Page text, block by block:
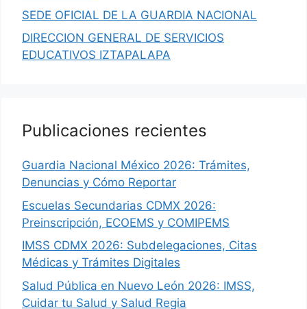
SEDE OFICIAL DE LA GUARDIA NACIONAL
DIRECCION GENERAL DE SERVICIOS
EDUCATIVOS IZTAPALAPA
Publicaciones recientes
Guardia Nacional México 2026: Trámites,
Denuncias y Cómo Reportar
Escuelas Secundarias CDMX 2026:
Preinscripción, ECOEMS y COMIPEMS
IMSS CDMX 2026: Subdelegaciones, Citas
Médicas y Trámites Digitales
Salud Pública en Nuevo León 2026: IMSS,
Cuidar tu Salud y Salud Regia